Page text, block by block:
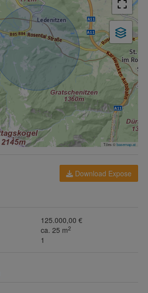
Tiles ©basemap.at
Download Expose
125.000,00 €
ca. 25 m2
1